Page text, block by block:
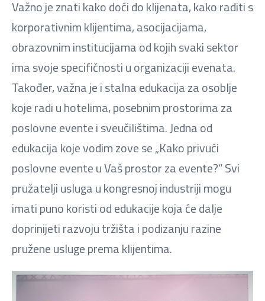
Važno je znati kako doći do klijenata, kako raditi s
korporativnim klijentima, asocijacijama,
obrazovnim institucijama od kojih svaki sektor
ima svoje specifičnosti u organizaciji evenata.
Također, važna je i stalna edukacija za osoblje
koje radi u hotelima, posebnim prostorima za
poslovne evente i sveučilištima. Jedna od
edukacija koje vodim zove se „Kako privući
poslovne evente u Vaš prostor za evente?“ Svi
pružatelji usluga u kongresnoj industriji mogu
imati puno koristi od edukacije koja će dalje
doprinijeti razvoju tržišta i podizanju razine
pružene usluge prema klijentima.